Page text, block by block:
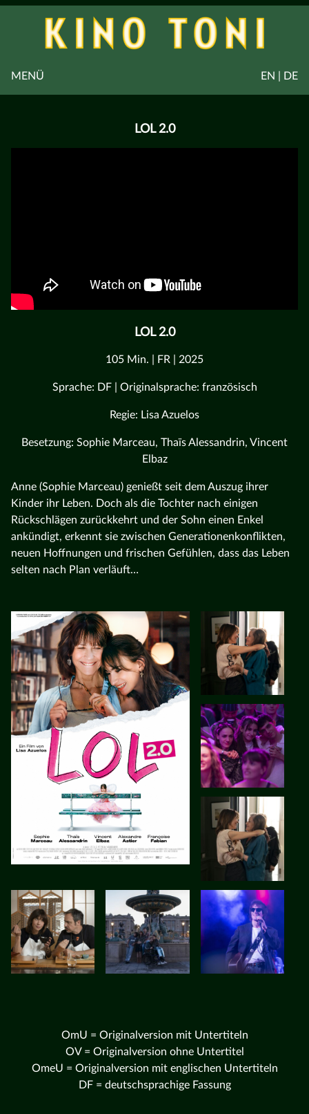
EN | DE
MENÜ
LOL 2.0
LOL 2.0
105 Min. | FR | 2025
Sprache: DF | Originalsprache: französisch
Regie: Lisa Azuelos
Besetzung: Sophie Marceau, Thaïs Alessandrin, Vincent
Elbaz
Anne (Sophie Marceau) genießt seit dem Auszug ihrer
Kinder ihr Leben. Doch als die Tochter nach einigen
Rückschlägen zurückkehrt und der Sohn einen Enkel
ankündigt, erkennt sie zwischen Generationenkonflikten,
neuen Hoffnungen und frischen Gefühlen, dass das Leben
selten nach Plan verläuft…
OmU = Originalversion mit Untertiteln
OV = Originalversion ohne Untertitel
OmeU = Originalversion mit englischen Untertiteln
DF = deutschsprachige Fassung